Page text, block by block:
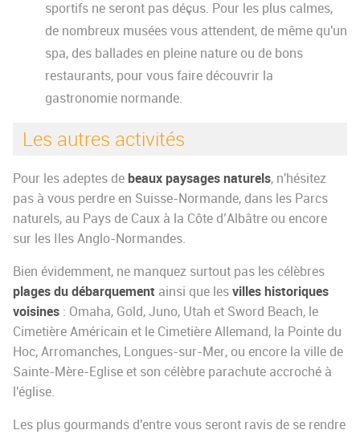
sportifs ne seront pas déçus. Pour les plus calmes,
de nombreux musées vous attendent, de même qu'un
spa, des ballades en pleine nature ou de bons
restaurants, pour vous faire découvrir la
gastronomie normande.
Les autres activités
Pour les adeptes de beaux paysages naturels, n'hésitez
pas à vous perdre en Suisse-Normande, dans les Parcs
naturels, au Pays de Caux à la Côte d’Albâtre ou encore
sur les Iles Anglo-Normandes.
Bien évidemment, ne manquez surtout pas les célèbres
plages du débarquement ainsi que les villes historiques
voisines : Omaha, Gold, Juno, Utah et Sword Beach, le
Cimetière Américain et le Cimetière Allemand, la Pointe du
Hoc, Arromanches, Longues-sur-Mer, ou encore la ville de
Sainte-Mère-Eglise et son célèbre parachute accroché à
l'église.
Les plus gourmands d'entre vous seront ravis de se rendre